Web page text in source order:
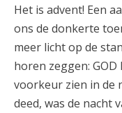
Het is advent! Een
ons de donkerte
meer licht op de
horen zeggen:
voorkeur zien in de
deed, was de nacht